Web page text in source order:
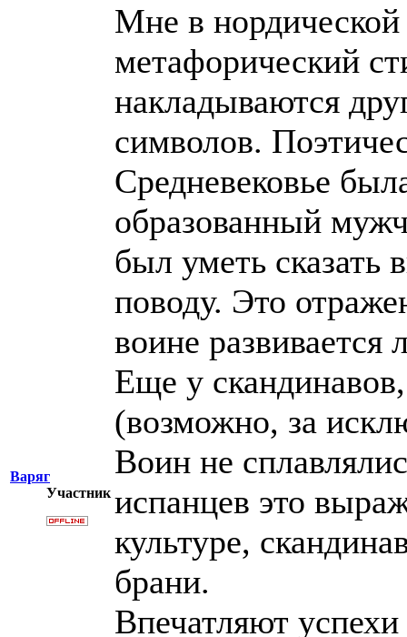
Варяг
Участник
Мне в
метафорический
накладываются
символов.
Средневековье
образованный
был уметь сказать
поводу. Это
воине развивается
Еще у
(возможно, за
Воин не
испанцев это
культуре,
брани.
Впечатляют